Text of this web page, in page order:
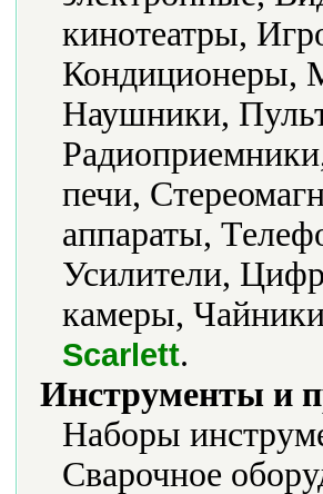
кинотеатры,
Кондиционеры,
Наушники,
печи,
аппараты,
Усилители,
камеры,
Scarlett.
Инструменты и
Наборы
Сварочное